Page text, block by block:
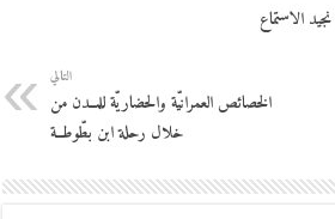
الاستماع
التالي
الخصائص العمرانيّة والحضاريّة للمــدن من
خلال رحلة ابن بطّوطــة